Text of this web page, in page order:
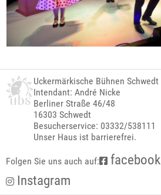
Uckermärkische Bühnen Schwedt
Intendant: André Nicke
Berliner Straße 46/48
16303 Schwedt
Besucherservice: 03332/538111
Unser Haus ist barrierefrei.
Folgen Sie uns auch auf: facebook
Instagram